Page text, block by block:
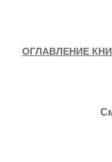
ОГЛАВЛЕНИЕ